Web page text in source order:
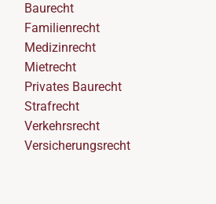
Baurecht
Familienrecht
Medizinrecht
Mietrecht
Privates Baurecht
Strafrecht
Verkehrsrecht
Versicherungsrecht